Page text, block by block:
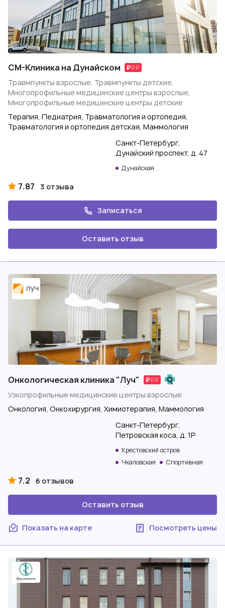
СМ-Клиника на Дунайском
Травмпункты взрослые, Травмпункты детские,
Многопрофильные медицинские центры взрослые,
Многопрофильные медицинские центры детские
Терапия, Педиатрия, Травматология и ортопедия,
Травматология и ортопедия детская, Маммология
Санкт-Петербург,
Дунайский проспект, д. 47
Дунайская
7.87 3 отзыва
Записаться
Оставить отзыв
Онкологическая клиника "Луч"
Узкопрофильные медицинские центры взрослые
Онкология, Онкохирургия, Химиотерапия, Маммология
Санкт-Петербург,
Петровская коса, д. 1Р
Крестовский остров
Чкаловская
Спортивная
7.2 6 отзывов
Оставить отзыв
Показать на карте Посмотреть цены